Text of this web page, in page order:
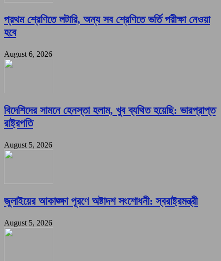
প্রথম শ্রেণিতে লটারি, অন্য সব শ্রেণিতে ভর্তি পরীক্ষা নেওয়া
হবে
August 6, 2026
বিদেশিদের সামনে হেনস্তা হলাম, খুব ব্যথিত হয়েছি: ভারপ্রাপ্ত
রাষ্ট্রপতি
August 5, 2026
জুলাইয়ের আকাঙ্ক্ষা পূরণে অষ্টাদশ সংশোধনী: স্বরাষ্ট্রমন্ত্রী
August 5, 2026